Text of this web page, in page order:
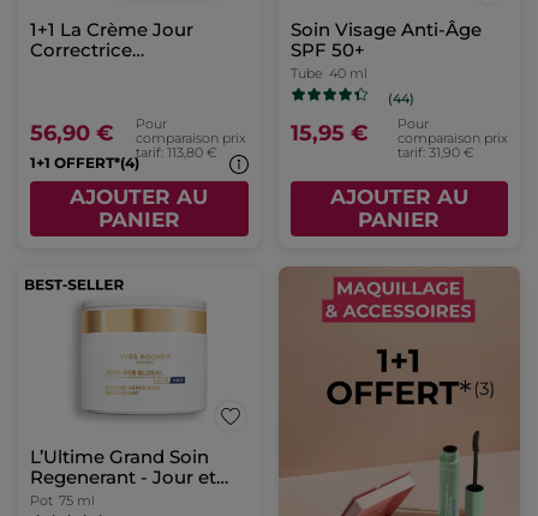
1+1 La Crème Jour
Correctrice
56,90 €
Pour
comparaison prix
tarif: 113,80 €
1+1 OFFERT*(4)
AJOUTER AU
PANIER
Soin Visage Anti-Âge
SPF 50+
Tube 40 ml
(44)
15,95 €
Pour
comparaison prix
tarif: 31,90 €
AJOUTER AU
PANIER
L’Ultime Grand Soin
Regenerant - Jour et
Nuit
Pot 75 ml